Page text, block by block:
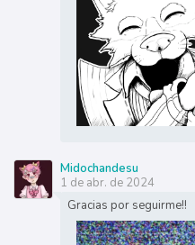
Midochandesu
1 de abr. de 2024
Gracias por seguirme!!